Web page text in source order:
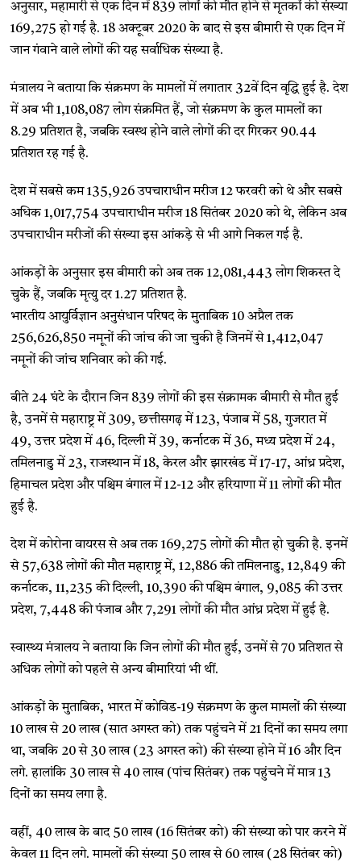
अनुसार, महामारी से एक दिन में 839 लोगों की मौत होने से मृतकों की संख्या
169,275 हो गई है. 18 अक्टूबर 2020 के बाद से इस बीमारी से एक दिन में
जान गंवाने वाले लोगों की यह सर्वाधिक संख्या है.
मंत्रालय ने बताया कि संक्रमण के मामलों में लगातार 32वें दिन वृद्धि हुई है. देश
में अब भी 1,108,087 लोग संक्रमित हैं, जो संक्रमण के कुल मामलों का
8.29 प्रतिशत है, जबकि स्वस्थ होने वाले लोगों की दर गिरकर 90.44
प्रतिशत रह गई है.
देश में सबसे कम 135,926 उपचाराधीन मरीज 12 फरवरी को थे और सबसे
अधिक 1,017,754 उपचाराधीन मरीज 18 सितंबर 2020 को थे, लेकिन अब
उपचाराधीन मरीजों की संख्या इस आंकड़े से भी आगे निकल गई है.
आंकड़ों के अनुसार इस बीमारी को अब तक 12,081,443 लोग शिकस्त दे
चुके हैं, जबकि मृत्यु दर 1.27 प्रतिशत है.
भारतीय आयुर्विज्ञान अनुसंधान परिषद के मुताबिक 10 अप्रैल तक
256,626,850 नमूनों की जांच की जा चुकी है जिनमें से 1,412,047
नमूनों की जांच शनिवार को की गई.
बीते 24 घंटे के दौरान जिन 839 लोगों की इस संक्रामक बीमारी से मौत हुई
है, उनमें से महाराष्ट्र में 309, छत्तीसगढ़ में 123, पंजाब में 58, गुजरात में
49, उत्तर प्रदेश में 46, दिल्ली में 39, कर्नाटक में 36, मध्य प्रदेश में 24,
तमिलनाडु में 23, राजस्थान में 18, केरल और झारखंड में 17-17, आंध्र प्रदेश,
हिमाचल प्रदेश और पश्चिम बंगाल में 12-12 और हरियाणा में 11 लोगों की मौत
हुई है.
देश में कोरोना वायरस से अब तक 169,275 लोगों की मौत हो चुकी है. इनमें
से 57,638 लोगों की मौत महाराष्ट्र में, 12,886 की तमिलनाडु, 12,849 की
कर्नाटक, 11,235 की दिल्ली, 10,390 की पश्चिम बंगाल, 9,085 की उत्तर
प्रदेश, 7,448 की पंजाब और 7,291 लोगों की मौत आंध्र प्रदेश में हुई है.
स्वास्थ्य मंत्रालय ने बताया कि जिन लोगों की मौत हुई, उनमें से 70 प्रतिशत से
अधिक लोगों को पहले से अन्य बीमारियां भी थीं.
आंकड़ों के मुताबिक, भारत में कोविड-19 संक्रमण के कुल मामलों की संख्या
10 लाख से 20 लाख (सात अगस्त को) तक पहुंचने में 21 दिनों का समय लगा
था, जबकि 20 से 30 लाख (23 अगस्त को) की संख्या होने में 16 और दिन
लगे. हालांकि 30 लाख से 40 लाख (पांच सितंबर) तक पहुंचने में मात्र 13
दिनों का समय लगा है.
वहीं, 40 लाख के बाद 50 लाख (16 सितंबर को) की संख्या को पार करने में
केवल 11 दिन लगे. मामलों की संख्या 50 लाख से 60 लाख (28 सितंबर को)